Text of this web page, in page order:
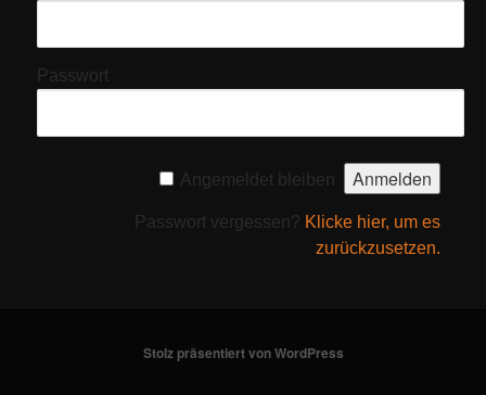
Passwort
Angemeldet bleiben
Passwort vergessen? Klicke hier, um es
zurückzusetzen.
Stolz präsentiert von WordPress